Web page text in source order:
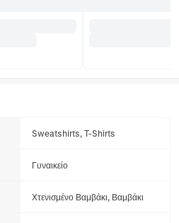
Sweatshirts, T-Shirts
Γυναικείο
Χτενισμένο Βαμβάκι, Βαμβάκι